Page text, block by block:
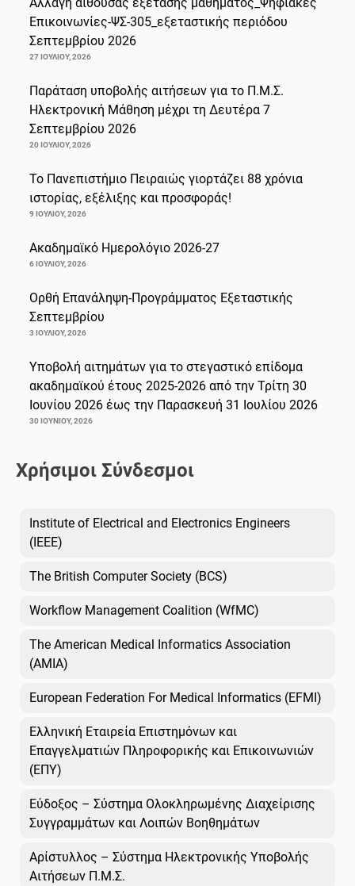
Επικοινωνίες-ΨΣ-305_εξεταστικής περιόδου
Σεπτεμβρίου 2026
27 ΙΟΥΛΊΟΥ, 2026
Παράταση υποβολής αιτήσεων για το Π.Μ.Σ.
Ηλεκτρονική Μάθηση μέχρι τη Δευτέρα 7
Σεπτεμβρίου 2026
20 ΙΟΥΛΊΟΥ, 2026
Το Πανεπιστήμιο Πειραιώς γιορτάζει 88 χρόνια
ιστορίας, εξέλιξης και προσφοράς!
9 ΙΟΥΛΊΟΥ, 2026
Ακαδημαϊκό Ημερολόγιο 2026-27
6 ΙΟΥΛΊΟΥ, 2026
Ορθή Επανάληψη-Προγράμματος Εξεταστικής
Σεπτεμβρίου
3 ΙΟΥΛΊΟΥ, 2026
Υποβολή αιτημάτων για το στεγαστικό επίδομα
ακαδημαϊκού έτους 2025-2026 από την Τρίτη 30
Ιουνίου 2026 έως την Παρασκευή 31 Ιουλίου 2026
30 ΙΟΥΝΊΟΥ, 2026
Χρήσιμοι Σύνδεσμοι
Institute of Electrical and Electronics Engineers
(IEEE)
The British Computer Society (BCS)
Workflow Management Coalition (WfMC)
The American Medical Informatics Association
(AMIA)
European Federation For Medical Informatics (EFMI)
Ελληνική Εταιρεία Επιστημόνων και
Επαγγελματιών Πληροφορικής και Επικοινωνιών
(ΕΠΥ)
Εύδοξος – Σύστημα Ολοκληρωμένης Διαχείρισης
Συγγραμμάτων και Λοιπών Βοηθημάτων
Αρίστυλλος – Σύστημα Ηλεκτρονικής Υποβολής
Αιτήσεων Π.Μ.Σ.